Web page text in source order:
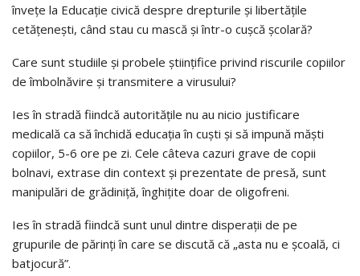
învețe la Educație civică despre drepturile și libertățile
cetățenești, când stau cu mască și într-o cușcă școlară?
Care sunt studiile și probele științifice privind riscurile copiilor
de îmbolnăvire și transmitere a virusului?
Ies în stradă fiindcă autoritățile nu au nicio justificare
medicală ca să închidă educația în cuști și să impună măști
copiilor, 5-6 ore pe zi. Cele câteva cazuri grave de copii
bolnavi, extrase din context și prezentate de presă, sunt
manipulări de grădiniță, înghițite doar de oligofreni.
Ies în stradă fiindcă sunt unul dintre disperații de pe
grupurile de părinți în care se discută că „asta nu e școală, ci
batjocură”.